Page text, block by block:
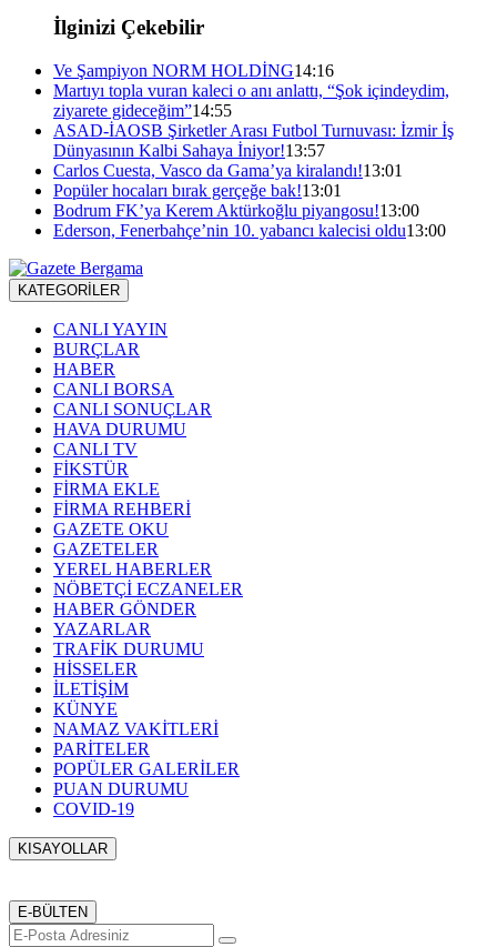
İlginizi Çekebilir
Ve Şampiyon NORM HOLDİNG14:16
Martıyı topla vuran kaleci o anı anlattı, “Şok içindeydim,
ziyarete gideceğim”14:55
ASAD-İAOSB Şirketler Arası Futbol Turnuvası: İzmir İş
Dünyasının Kalbi Sahaya İniyor!13:57
Carlos Cuesta, Vasco da Gama’ya kiralandı!13:01
Popüler hocaları bırak gerçeğe bak!13:01
Bodrum FK’ya Kerem Aktürkoğlu piyangosu!13:00
Ederson, Fenerbahçe’nin 10. yabancı kalecisi oldu13:00
KATEGORİLER
CANLI YAYIN
BURÇLAR
HABER
CANLI BORSA
CANLI SONUÇLAR
HAVA DURUMU
CANLI TV
FİKSTÜR
FİRMA EKLE
FİRMA REHBERİ
GAZETE OKU
GAZETELER
YEREL HABERLER
NÖBETÇİ ECZANELER
HABER GÖNDER
YAZARLAR
TRAFİK DURUMU
HİSSELER
İLETİŞİM
KÜNYE
NAMAZ VAKİTLERİ
PARİTELER
POPÜLER GALERİLER
PUAN DURUMU
COVID-19
KISAYOLLAR
E-BÜLTEN